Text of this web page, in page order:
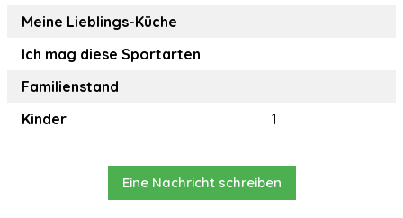
Meine Lieblings-Küche
Ich mag diese Sportarten
Familienstand
Kinder
1
Eine Nachricht schreiben